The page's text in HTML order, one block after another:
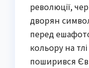
революції,
дворян
перед
кольору на
поширився